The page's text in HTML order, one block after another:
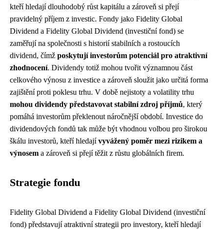
kteří hledají dlouhodobý růst kapitálu a zároveň si přejí
pravidelný příjem z investic. Fondy jako Fidelity Global
Dividend a Fidelity Global Dividend (investiční fond) se
zaměřují na společnosti s historií stabilních a rostoucích
dividend, čímž poskytují investorům potenciál pro atraktivní
zhodnocení. Dividendy totiž mohou tvořit významnou část
celkového výnosu z investice a zároveň sloužit jako určitá forma
zajištění proti poklesu trhu. V době nejistoty a volatility trhu
mohou dividendy představovat stabilní zdroj příjmů, který
pomáhá investorům překlenout náročnější období. Investice do
dividendových fondů tak může být vhodnou volbou pro širokou
škálu investorů, kteří hledajívyvážený poměr mezi rizikem a
výnosem a zároveň si přejí těžit z růstu globálních firem.
Strategie fondu
Fidelity Global Dividend a Fidelity Global Dividend (investiční
fond) představují atraktivní strategii pro investory, kteří hledají